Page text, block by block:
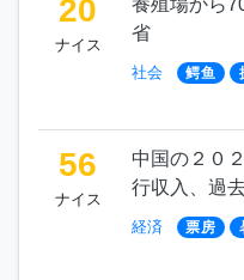
20
ナイス
養殖場から
省
社会 鳄鱼
56
ナイス
中国の２０
行収入、過
経済 票房